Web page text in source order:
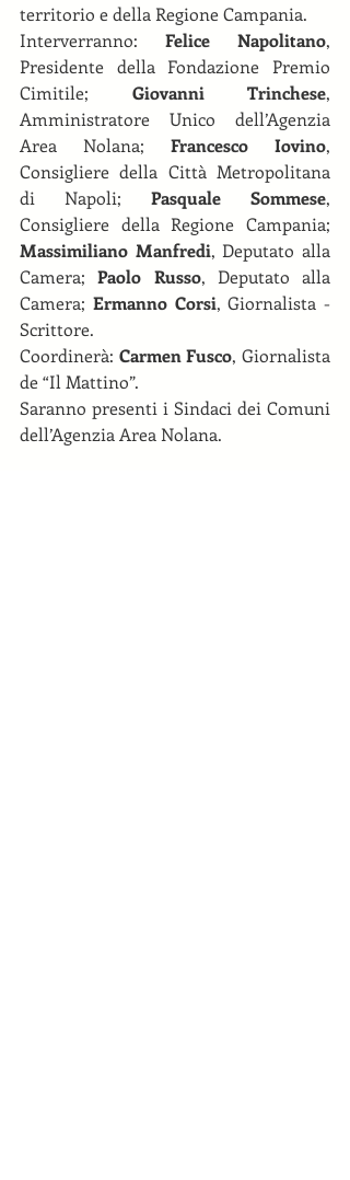
territorio e della Regione Campania.
Interverranno: Felice Napolitano,
Presidente della Fondazione Premio
Cimitile; Giovanni Trinchese,
Amministratore Unico dell’Agenzia
Area Nolana; Francesco Iovino,
Consigliere della Città Metropolitana
di Napoli; Pasquale Sommese,
Massimiliano Manfredi, Deputato alla
Camera; Paolo Russo, Deputato alla
Camera; Ermanno Corsi, Giornalista -
Scrittore.
Coordinerà: Carmen Fusco, Giornalista
de “Il Mattino”.
Saranno presenti i Sindaci dei Comuni
dell’Agenzia Area Nolana.